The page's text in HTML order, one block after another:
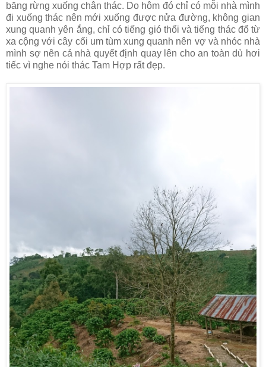
băng rừng xuống chân thác. Do hôm đó chỉ có mỗi nhà mình
đi xuống thác nên mới xuống được nửa đường, không gian
xung quanh yên ắng, chỉ có tiếng gió thổi và tiếng thác đổ từ
xa cộng với cây cối um tùm xung quanh nên vợ và nhóc nhà
mình sợ nên cả nhà quyết định quay lên cho an toàn dù hơi
tiếc vì nghe nói thác Tam Hợp rất đẹp.